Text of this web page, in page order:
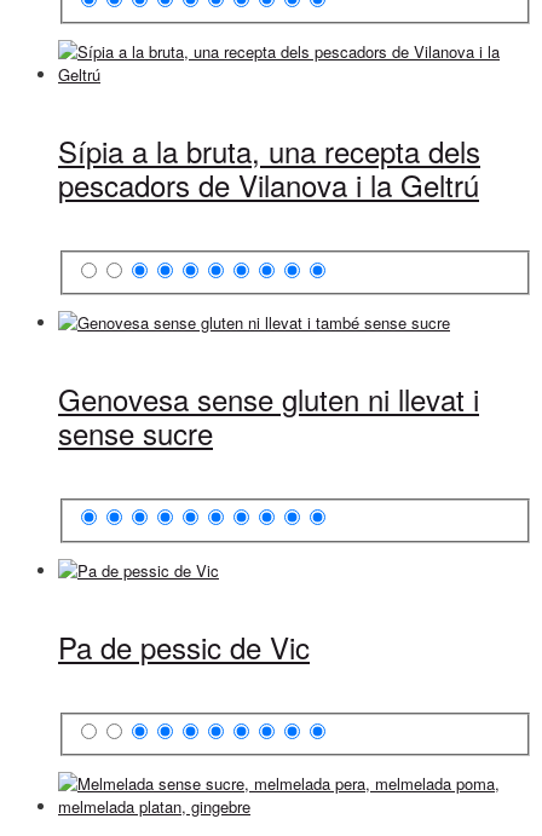
Sípia a la bruta, una recepta dels
pescadors de Vilanova i la Geltrú
Genovesa sense gluten ni llevat i
sense sucre
Pa de pessic de Vic